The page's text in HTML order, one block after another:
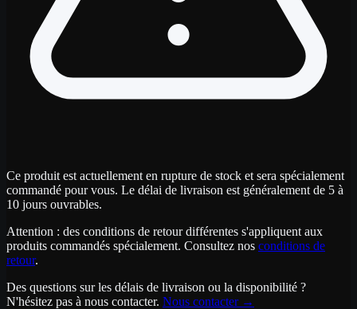
Ce produit est actuellement en rupture de stock et sera spécialement
commandé pour vous. Le délai de livraison est généralement de 5 à
10 jours ouvrables.
Attention : des conditions de retour différentes s'appliquent aux
produits commandés spécialement. Consultez nos conditions de
retour.
Des questions sur les délais de livraison ou la disponibilité ?
N'hésitez pas à nous contacter. Nous contacter→